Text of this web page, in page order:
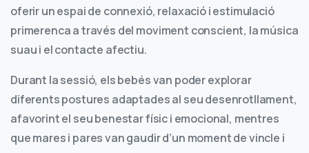
oferir un espai de connexió, relaxació i estimulació
primerenca a través del moviment conscient, la música
suau i el contacte afectiu.
Durant la sessió, els bebés van poder explorar
diferents postures adaptades al seu desenrotllament,
afavorint el seu benestar físic i emocional, mentres
que mares i pares van gaudir d’un moment de vincle i